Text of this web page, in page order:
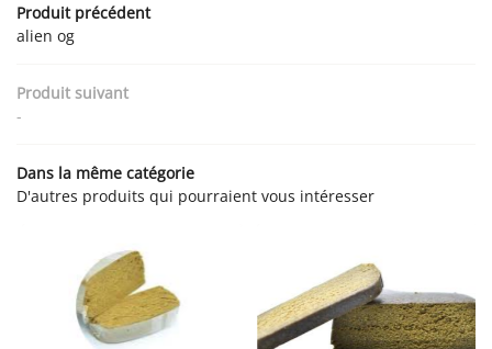
ACTUALITÉS
Produit précédent
alien og
Produit suivant
-
Dans la même catégorie
D'autres produits qui pourraient vous intéresser